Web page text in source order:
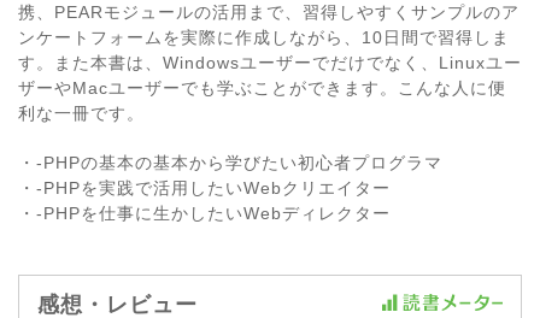
携、PEARモジュールの活用まで、習得しやすくサンプルのア
ンケートフォームを実際に作成しながら、10日間で習得しま
す。また本書は、Windowsユーザーでだけでなく、Linuxユー
ザーやMacユーザーでも学ぶことができます。こんな人に便
利な一冊です。
・-PHPの基本の基本から学びたい初心者プログラマ
・-PHPを実践で活用したいWebクリエイター
・-PHPを仕事に生かしたいWebディレクター
感想・レビュー